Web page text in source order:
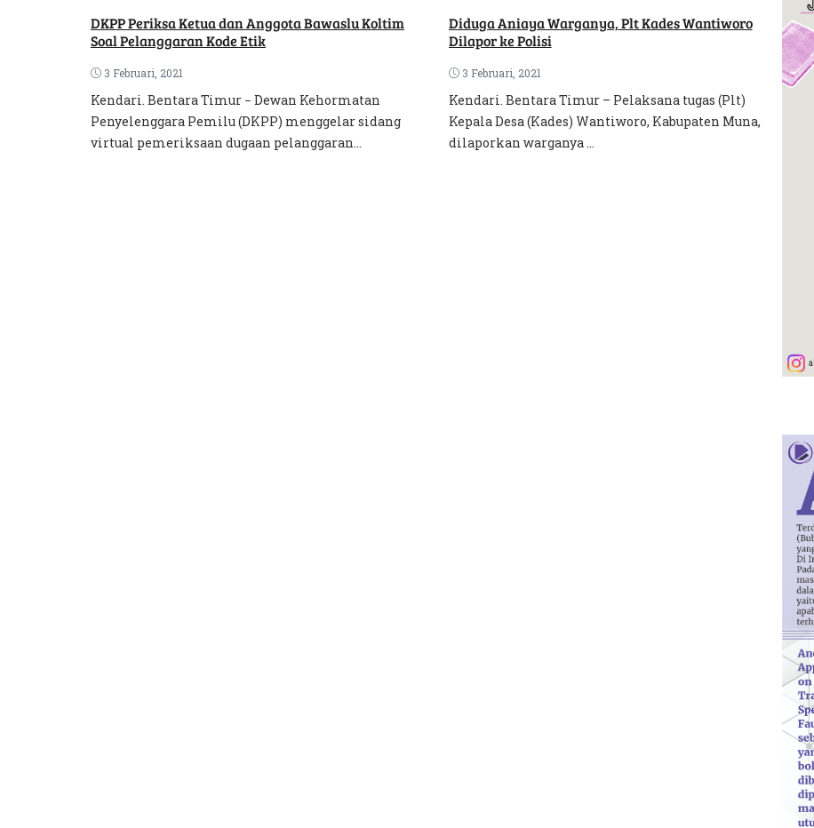
DKPP Periksa Ketua dan Anggota Bawaslu Koltim
Soal Pelanggaran Kode Etik
3 Februari, 2021
Kendari. Bentara Timur − Dewan Kehormatan
Penyelenggara Pemilu (DKPP) menggelar sidang
virtual pemeriksaan dugaan pelanggaran...
Diduga Aniaya Warganya, Plt Kades Wantiworo
Dilapor ke Polisi
3 Februari, 2021
Kendari. Bentara Timur – Pelaksana tugas (Plt)
Kepala Desa (Kades) Wantiworo, Kabupaten Muna,
dilaporkan warganya ...